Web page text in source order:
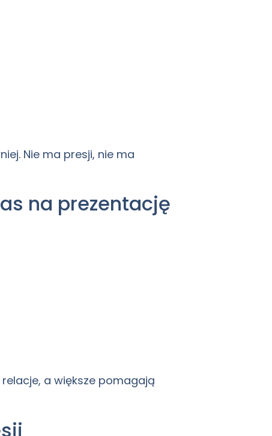
Nie ma presji, nie ma
na prezentację
a większe pomagają